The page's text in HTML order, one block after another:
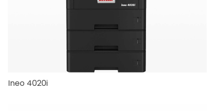
Ineo 4020i